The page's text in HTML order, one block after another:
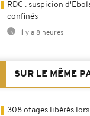
RDC : suspicion
confinés
Il y a 8 heures
SUR LE MÊME
308 otages libérés